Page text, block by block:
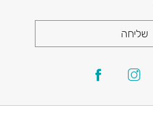
שליחה